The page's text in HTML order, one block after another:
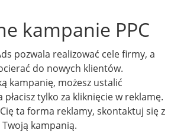
kampanie PPC
pozwala realizować cele firmy, a
do nowych klientów.
kampanię, możesz ustalić
tylko za kliknięcie w reklamę.
ta forma reklamy, skontaktuj się z
kampanią.